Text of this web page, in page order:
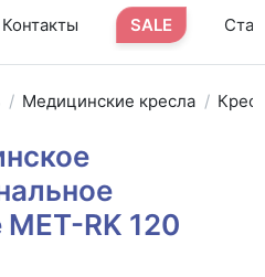
Контакты SALE
Медицинские кресла
МЕТ-RK 120